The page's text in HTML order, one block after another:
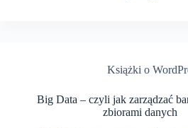
Książki o
Big Data – czyli jak zarządzać
zbiorami danych